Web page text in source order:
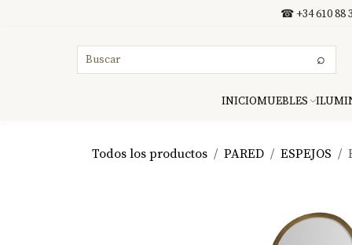
☎ +34 610 88
⌕
INICIOMUEBLES
Todos los productos PARED ESPEJOS